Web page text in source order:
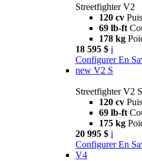
Streetfighter V2
120 cv
69 lb-ft
178 kg
18 595 $ i
Configurer En
new V2 S
Streetfighter V2 S
120 cv
69 lb-ft
175 kg
20 995 $ i
Configurer En
V4